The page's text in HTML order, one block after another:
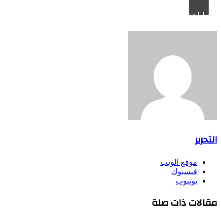
طباعة
التحرير
موقع الويب
فيسبوك
يوتيوب
مقالات ذات صلة